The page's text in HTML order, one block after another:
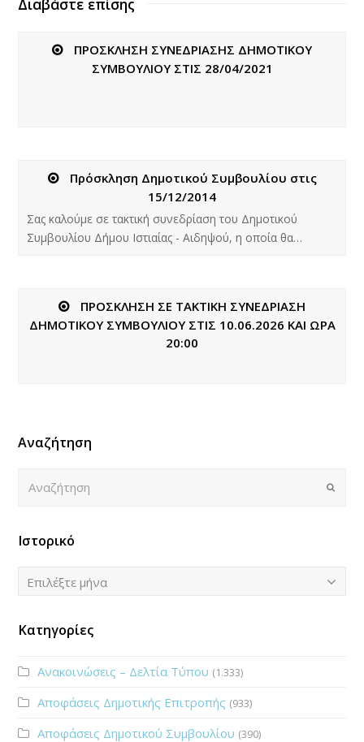
ΠΡΟΣΚΛΗΣΗ ΣΥΝΕΔΡΙΑΣΗΣ ΔΗΜΟΤΙΚΟΥ
ΣΥΜΒΟΥΛΙΟΥ ΣΤΙΣ 28/04/2021
Πρόσκληση Δημοτικού Συμβουλίου στις
15/12/2014
Σας καλούμε σε τακτική συνεδρίαση του Δημοτικού
Συμβουλίου Δήμου Ιστιαίας - Αιδηψού, η οποία θα…
ΠΡΟΣΚΛΗΣΗ ΣΕ ΤΑΚΤΙΚΗ ΣΥΝΕΔΡΙΑΣΗ
ΔΗΜΟΤΙΚΟΥ ΣΥΜΒΟΥΛΙΟΥ ΣΤΙΣ 10.06.2026 ΚΑΙ ΩΡΑ
20:00
Αναζήτηση
Submit
Ιστορικό
Ιστορικό
Επιλέξτε μήνα
Κατηγορίες
Ανακοινώσεις – Δελτία Τύπου (1.333)
Αποφάσεις Δημοτικής Επιτροπής (933)
Αποφάσεις Δημοτικού Συμβουλίου (390)